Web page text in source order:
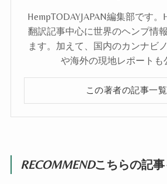
HempTODAYJAPAN編集部です。
翻訳記事中心に世界のヘンプ情
ます。加えて、国内のカンナビ
や海外の現地レポートも
この著者の記事一
RECOMMENDこちらの記事